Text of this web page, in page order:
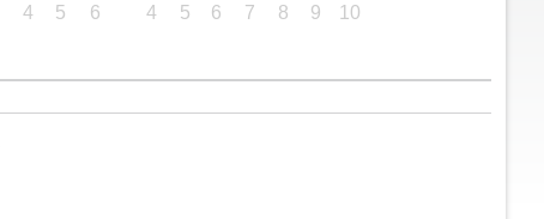
4 5 6
4
5 6 7 8 9 10